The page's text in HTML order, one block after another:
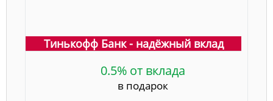
Тинькофф Банк - надёжный вклад
0.5% от вклада
в подарок